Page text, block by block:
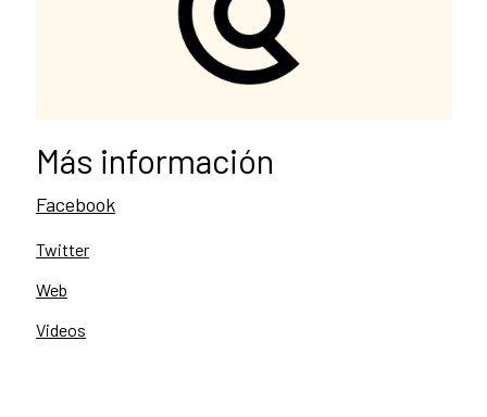
Más información
Facebook
Twitter
Web
Videos